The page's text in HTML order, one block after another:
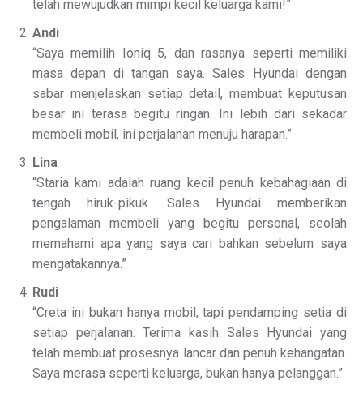
telah mewujudkan mimpi kecil keluarga kami!”
Andi
“Saya memilih Ioniq 5, dan rasanya seperti memiliki
masa depan di tangan saya. Sales Hyundai dengan
sabar menjelaskan setiap detail, membuat keputusan
besar ini terasa begitu ringan. Ini lebih dari sekadar
membeli mobil, ini perjalanan menuju harapan.”
Lina
“Staria kami adalah ruang kecil penuh kebahagiaan di
tengah hiruk-pikuk. Sales Hyundai memberikan
pengalaman membeli yang begitu personal, seolah
memahami apa yang saya cari bahkan sebelum saya
mengatakannya.”
Rudi
“Creta ini bukan hanya mobil, tapi pendamping setia di
setiap perjalanan. Terima kasih Sales Hyundai yang
telah membuat prosesnya lancar dan penuh kehangatan.
Saya merasa seperti keluarga, bukan hanya pelanggan.”